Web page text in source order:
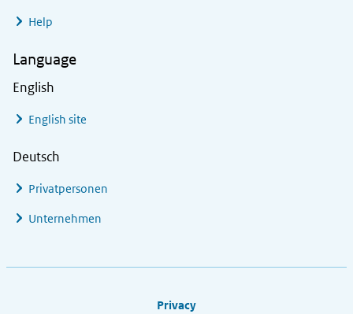
Help
Language
English
English site
Deutsch
Privatpersonen
Unternehmen
Privacy